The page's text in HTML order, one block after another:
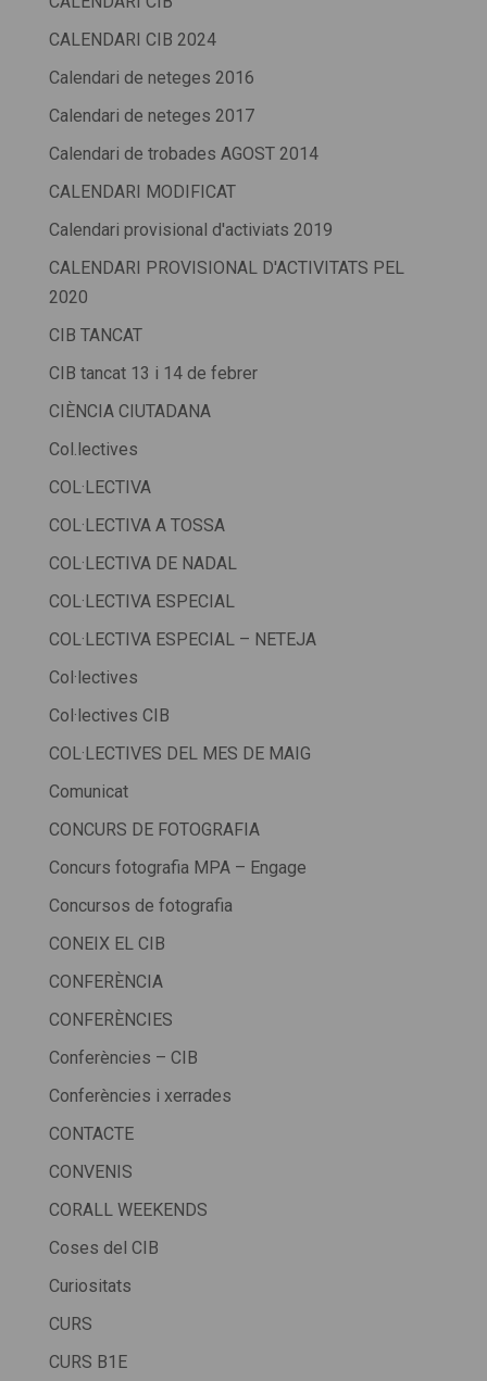
CALENDARI CIB 2024
Calendari de neteges 2016
Calendari de neteges 2017
Calendari de trobades AGOST 2014
CALENDARI MODIFICAT
Calendari provisional d'activiats 2019
CALENDARI PROVISIONAL D'ACTIVITATS PEL
2020
CIB TANCAT
CIB tancat 13 i 14 de febrer
CIÈNCIA CIUTADANA
Col.lectives
COL·LECTIVA
COL·LECTIVA A TOSSA
COL·LECTIVA DE NADAL
COL·LECTIVA ESPECIAL
COL·LECTIVA ESPECIAL – NETEJA
Col·lectives
Col·lectives CIB
COL·LECTIVES DEL MES DE MAIG
Comunicat
CONCURS DE FOTOGRAFIA
Concurs fotografia MPA – Engage
Concursos de fotografia
CONEIX EL CIB
CONFERÈNCIA
CONFERÈNCIES
Conferències – CIB
Conferències i xerrades
CONTACTE
CONVENIS
CORALL WEEKENDS
Coses del CIB
Curiositats
CURS
CURS B1E